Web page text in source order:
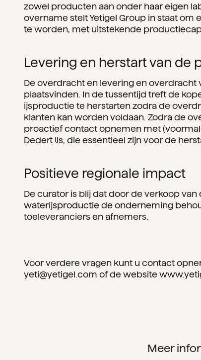
zowel producten aan onder haar eigen
overname stelt Yetigel Group in staat om
te worden, met uitstekende
Levering en herstart van de
De overdracht en levering en overdracht
plaatsvinden. In de tussentijd treft de
ijsproductie te herstarten zodra de
klanten kan worden voldaan. Zodra de
proactief contact opnemen met
Dedert IJs, die essentieel zijn voor de
Positieve regionale impact
De curator is blij dat door de verkoop
waterijsproductie de onderneming
toeleveranciers en afnemers.
Voor verdere vragen kunt u contact
yeti@yetigel.com of de website
Meer